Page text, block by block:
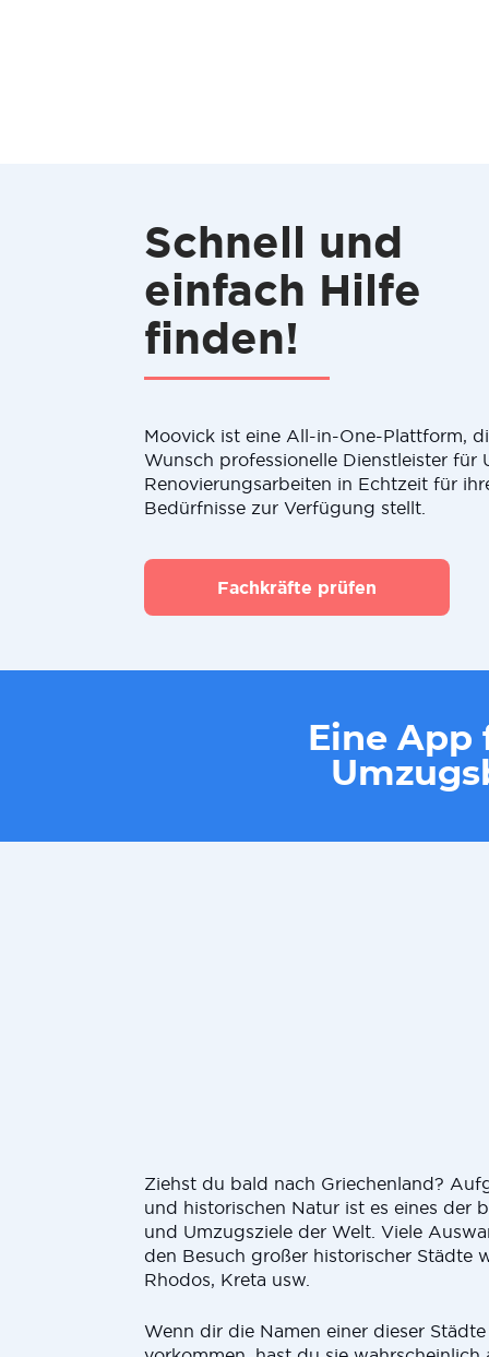
Schnell und
einfach Hilfe
finden!
Moovick ist eine All-in-One-Plattform,
Wunsch professionelle Dienstleister für
Renovierungsarbeiten in Echtzeit für
Bedürfnisse zur Verfügung stellt.
Fachkräfte prüfen
Eine
Ziehst du bald nach Griechenland?
und historischen Natur ist es eines der
und Umzugsziele der Welt. Viele
den Besuch großer historischer Städte
Rhodos, Kreta usw.
Wenn dir die Namen einer dieser